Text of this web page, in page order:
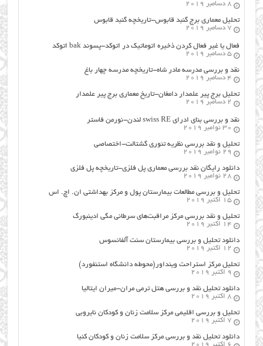
8 دسامبر 2019
تحلیل معماری برج گنبد قابوس-تاریخچه گنبد قابوس
7 دسامبر 2019
فعال یا غیر فعال کردن ذخیره اتوماتیک در اتوکد-پسوند bak اتوکد
5 دسامبر 2019
نقد و بررسی مدرسه مادر شاه-تاریخچه مدرسه چهار باغ
4 دسامبر 2019
تحلیل برج پیر علمدار دامغان-تاریخ معماری برج پیر علمدار
2 دسامبر 2019
نقد و بررسی بنای ادرای swiss RE لندن-نورمن فاستر
30 نوامبر 2019
تحلیل و نقد بررسی نظریه تئوری گشتالت-اختصاصی
29 نوامبر 2019
دانلود رایگان نقد بررسی معماری پل فلزی-تاریخچه پل فلزی
28 نوامبر 2019
تحلیل و بررسی مطالعات بیمارستان پول و مرکز بهداشتی ان. اچ. اس
15 اکتبر 2019
تحلیل و نقد بررسی مرکز مراقبت‌های سرطانی مگی ادینبورگ
14 اکتبر 2019
دانلود تحلیل و بررسی بیمارستان سنت آلفانسوس
12 اکتبر 2019
تحلیل مرکز استراحت وینداور(محوطه دانشگاه استنفورد)
9 اکتبر 2019
دانلود تحلیل نقد و بررسی هتل ترمی مران-میران ایتالیا
8 اکتبر 2019
تحلیل و بررسی اقلیمی مرکز سلامت زنان و کودکان نایروبی
7 اکتبر 2019
دانلود تحلیل نقد و بررسی مرکز سلامت زنان و کودکان کنیا